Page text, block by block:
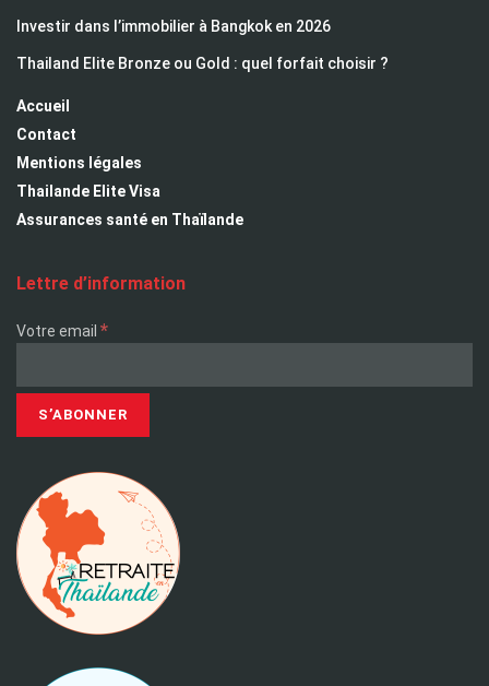
Investir dans l’immobilier à Bangkok en 2026
Thailand Elite Bronze ou Gold : quel forfait choisir ?
Accueil
Contact
Mentions légales
Thailande Elite Visa
Assurances santé en Thaïlande
Lettre d’information
Votre email *